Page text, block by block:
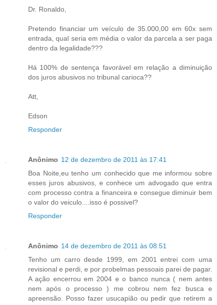
Dr. Ronaldo,
Pretendo financiar um veículo de 35.000,00 em 60x sem
entrada, qual seria em média o valor da parcela a ser paga
dentro da legalidade???
Há 100% de sentença favorável em relação a diminuição
dos juros abusivos no tribunal carioca??
Att,
Edson
Responder
Anônimo 12 de dezembro de 2011 às 17:41
Boa Noite,eu tenho um conhecido que me informou sobre
esses juros abusivos, e conhece um advogado que entra
com processo contra a financeira e consegue diminuir bem
o valor do veiculo....isso é possivel?
Responder
Anônimo 14 de dezembro de 2011 às 08:51
Tenho um carro desde 1999, em 2001 entrei com uma
revisional e perdi, e por probelmas pessoais parei de pagar.
A ação encerrou em 2004 e o banco nunca ( nem antes
nem após o processo ) me cobrou nem fez busca e
apreensão. Posso fazer usucapião ou pedir que retirem a